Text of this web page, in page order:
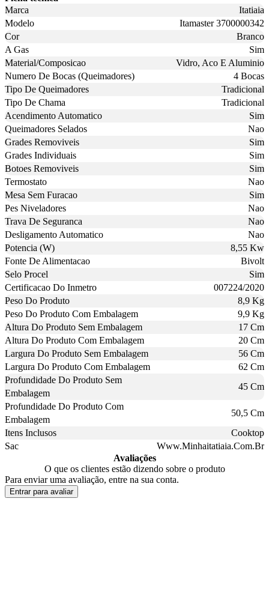
Marca
Itatiaia
Modelo
Itamaster 3700000342
Cor
Branco
A Gas
Sim
Material/Composicao
Vidro, Aco E Aluminio
Numero De Bocas (Queimadores)
4 Bocas
Tipo De Queimadores
Tradicional
Tipo De Chama
Tradicional
Acendimento Automatico
Sim
Queimadores Selados
Nao
Grades Removiveis
Sim
Grades Individuais
Sim
Botoes Removiveis
Sim
Termostato
Nao
Mesa Sem Furacao
Sim
Pes Niveladores
Nao
Trava De Seguranca
Nao
Desligamento Automatico
Nao
Potencia (W)
8,55 Kw
Fonte De Alimentacao
Bivolt
Selo Procel
Sim
Certificacao Do Inmetro
007224/2020
Peso Do Produto
8,9 Kg
Peso Do Produto Com Embalagem
9,9 Kg
Altura Do Produto Sem Embalagem
17 Cm
Altura Do Produto Com Embalagem
20 Cm
Largura Do Produto Sem Embalagem
56 Cm
Largura Do Produto Com Embalagem
62 Cm
Profundidade Do Produto Sem
Embalagem
45 Cm
Profundidade Do Produto Com
Embalagem
50,5 Cm
Itens Inclusos
Cooktop
Sac
Www.Minhaitatiaia.Com.Br
Avaliações
O que os clientes estão dizendo sobre o produto
Para enviar uma avaliação, entre na sua conta.
Entrar para avaliar